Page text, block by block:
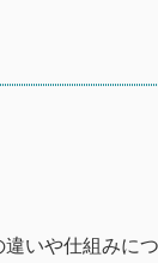
いや仕組みにつ